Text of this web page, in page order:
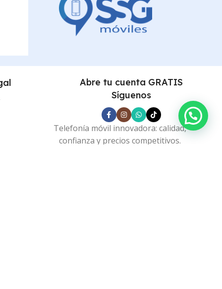
Abre tu cuenta GRATIS
Síguenos
Telefonía móvil innovadora: calidad,
confianza y precios competitivos.